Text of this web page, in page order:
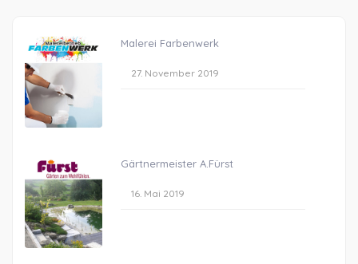
Malerei Farbenwerk
27. November 2019
Gärtnermeister A.Fürst
16. Mai 2019